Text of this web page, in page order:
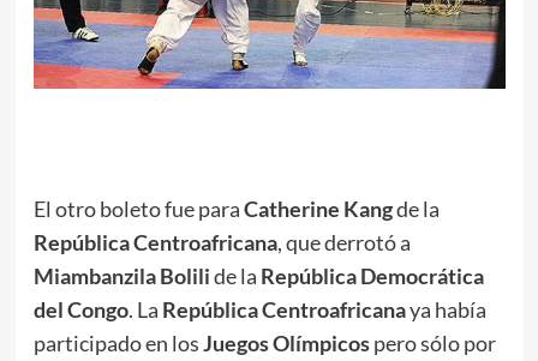
El otro boleto fue paraCatherine Kangde la
República Centroafricana, que derrotó a
Miambanzila Bolilide la República Democrática
del Congo. La República Centroafricanaya había
participado en losJuegos Olímpicospero sólo por